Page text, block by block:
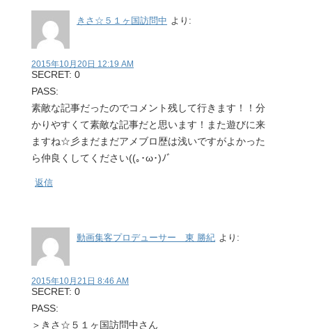
きさ☆５１ヶ国訪問中 より:
2015年10月20日 12:19 AM
SECRET: 0
PASS:
素敵な記事だったのでコメント残して行きます！！分
かりやすくて素敵な記事だと思います！また遊びに来
ますね☆彡まだまだアメブロ歴は浅いですがよかった
ら仲良くしてください((｡･ω･)ﾉﾞ
返信
動画集客プロデューサー 東 勝紀 より:
2015年10月21日 8:46 AM
SECRET: 0
PASS:
＞きさ☆５１ヶ国訪問中さん